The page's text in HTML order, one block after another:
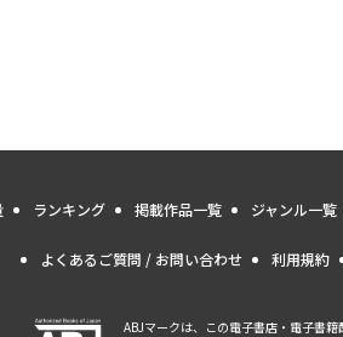
ランキング 掲載作品一覧 ジャンル一覧
よくあるご質問 / お問い合わせ 利用規約
ABJマークは、この電子書店・電子書